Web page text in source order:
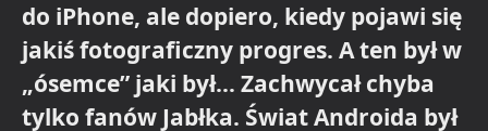
do iPhone, ale dopiero, kiedy pojawi się
jakiś fotograficzny progres. A ten był w
„ósemce” jaki był… Zachwycał chyba
tylko fanów Jabłka. Świat Androida był